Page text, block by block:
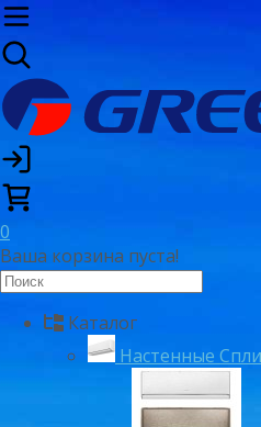
0
Ваша корзина пуста!
Каталог
Настенные